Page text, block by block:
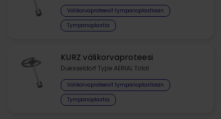
Välikorvaproteesit tympanoplastiaan
Tympanoplastia
KURZ välikorvaproteesi
Duesseldorf Type AERIAL Total
Välikorvaproteesit tympanoplastiaan
Tympanoplastia